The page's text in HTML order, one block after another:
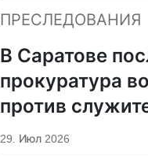
ПРЕСЛЕДОВАНИЯ
В Саратове
прокуратура
против
29. Июл 2026